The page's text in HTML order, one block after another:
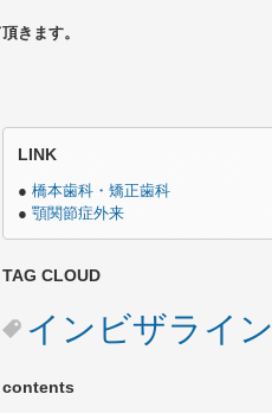
きます。
LINK
● 橋本歯科・矯正歯科
● 顎関節症外来
TAG CLOUD
インビザライン
contents